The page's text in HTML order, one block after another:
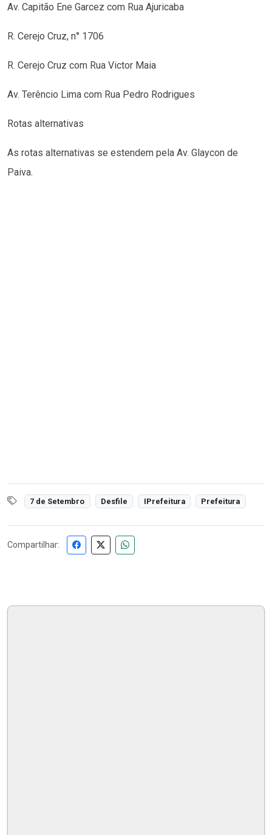
Av. Capitão Ene Garcez com Rua Ajuricaba
R. Cerejo Cruz, n° 1706
R. Cerejo Cruz com Rua Victor Maia
Av. Terêncio Lima com Rua Pedro Rodrigues
Rotas alternativas
As rotas alternativas se estendem pela Av. Glaycon de
Paiva.
7 de Setembro Desfile IPrefeitura Prefeitura
Compartilhar: